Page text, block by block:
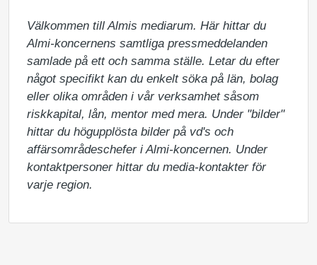
Välkommen till Almis mediarum. Här hittar du
Almi-koncernens samtliga pressmeddelanden
samlade på ett och samma ställe. Letar du efter
något specifikt kan du enkelt söka på län, bolag
eller olika områden i vår verksamhet såsom
riskkapital, lån, mentor med mera. Under "bilder"
hittar du högupplösta bilder på vd's och
affärsområdeschefer i Almi-koncernen. Under
kontaktpersoner hittar du media-kontakter för
varje region.